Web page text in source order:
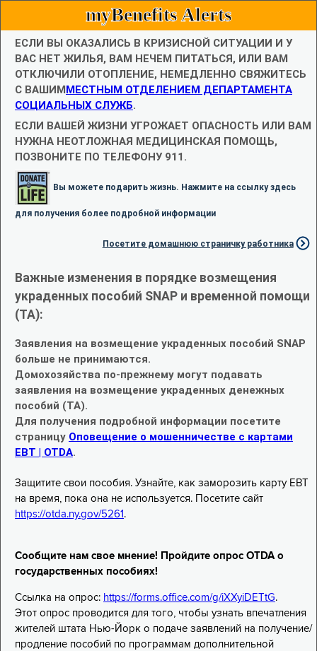
myBenefits Alerts
ЕСЛИ ВЫ ОКАЗАЛИСЬ В КРИЗИСНОЙ СИТУАЦИИ И У
ВАС НЕТ ЖИЛЬЯ, ВАМ НЕЧЕМ ПИТАТЬСЯ, ИЛИ ВАМ
ОТКЛЮЧИЛИ ОТОПЛЕНИЕ, НЕМЕДЛЕННО СВЯЖИТЕСЬ
С ВАШИММЕСТНЫМ ОТДЕЛЕНИЕМ ДЕПАРТАМЕНТА
СОЦИАЛЬНЫХ СЛУЖБ.
ЕСЛИ ВАШЕЙ ЖИЗНИ УГРОЖАЕТ ОПАСНОСТЬ ИЛИ ВАМ
НУЖНА НЕОТЛОЖНАЯ МЕДИЦИНСКАЯ ПОМОЩЬ,
ПОЗВОНИТЕ ПО ТЕЛЕФОНУ 911.
Вы можете подарить жизнь. Нажмите на ссылку здесь
для получения более подробной информации
Посетите домашнюю страничку работника
Важные изменения в порядке возмещения
украденных пособий SNAP и временной помощи
(TA):
Заявления на возмещение украденных пособий SNAP
больше не принимаются.
Домохозяйства по-прежнему могут подавать
заявления на возмещение украденных денежных
пособий (TA).
Для получения подробной информации посетите
страницу Оповещение о мошенничестве с картами
EBT | OTDA.
Защитите свои пособия. Узнайте, как заморозить карту EBT
на время, пока она не используется. Посетите сайт
https://otda.ny.gov/5261 .
Сообщите нам свое мнение! Пройдите опрос OTDA о
государственных пособиях!
Ссылка на опрос: https://forms.office.com/g/iXXyiDETtG.
Этот опрос проводится для того, чтобы узнать впечатления
жителей штата Нью-Йорк о подаче заявлений на получение/
продление пособий по программам дополнительной